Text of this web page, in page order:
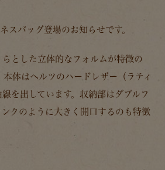
スバッグ登場のお知らせです。
とした立体的なフォルムが特徴の
本体はヘルツのハードレザー（ラティ
を出しています。収納部はダブルフ
クのように大きく開口するのも特徴